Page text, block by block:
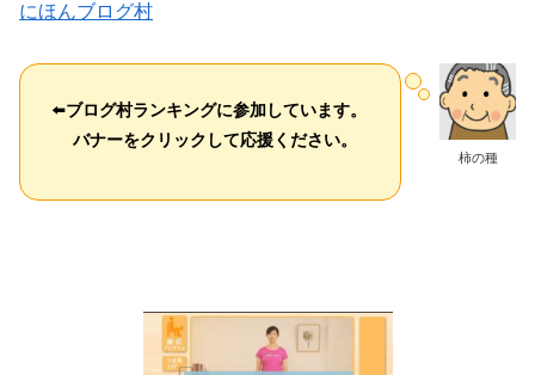
にほんブログ村
柿の種
⬅️ブログ村ランキングに参加しています。
バナーをクリックして応援ください。